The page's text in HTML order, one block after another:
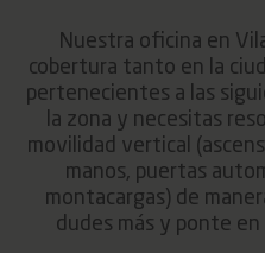
Nuestra oficina en
cobertura tanto en la
pertenecientes a las
la zona y necesitas
movilidad vertical
manos, puertas
montacargas) de
dudes más y ponte